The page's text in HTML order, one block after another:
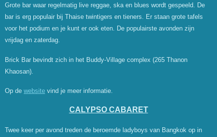
Grote bar waar regelmatig live reggae, ska en blues wordt gespeeld. De
bar is erg populair bij Thaise twintigers en tieners. Er staan grote tafels
voor het podium en je kunt er ook eten. De populairste avonden zijn
vrijdag en zaterdag.
Brick Bar bevindt zich in het Buddy-Village complex (265 Thanon
Khaosan).
Op de website vind je meer informatie.
CALYPSO CABARET
Twee keer per avond treden de beroemde ladyboys van Bangkok op in